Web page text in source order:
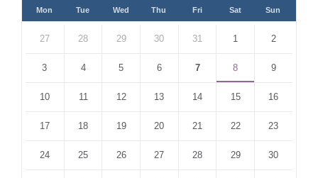
Month
Mon Tue Wed Thu Fri Sat Sun
calendar
27 28 29 30 31 1 2
3 4 5 6 7 8 9
10 11 12 13 14 15 16
17 18 19 20 21 22 23
24 25 26 27 28 29 30